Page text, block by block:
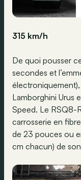
315 km/h
De quoi pousser
secondes et
Lamborghini Urus
Speed. Le RSQ8-
carrosserie en
de 23 pouces ou
cm chacun) de